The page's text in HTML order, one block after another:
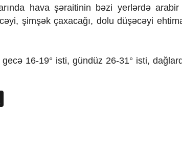
hava şəraitinin bəzi yerlərdə arabir
şimşək çaxacağı, dolu düşəcəyi
gecə 16-19° isti, gündüz 26-31° isti,